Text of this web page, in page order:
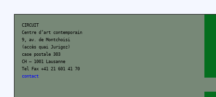
CIRCUIT
Centre d’art contemporain
9, av. de Montchoisi
(accès quai Jurigoz)
case postale 303
CH – 1001 Lausanne
Tel Fax +41 21 601 41 70
contact